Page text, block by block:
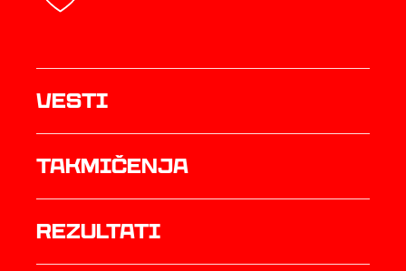
Vesti
Takmičenja
rezultati